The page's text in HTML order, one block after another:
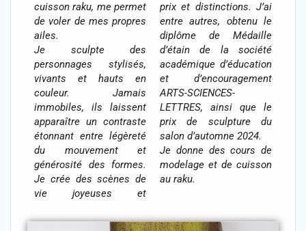
cuisson raku, me permet
de voler de mes propres
ailes.
Je sculpte des
personnages stylisés,
vivants et hauts en
couleur. Jamais
immobiles, ils laissent
apparaître un contraste
étonnant entre légèreté
du mouvement et
générosité des formes.
Je crée des scènes de
vie joyeuses et
prix et distinctions. J’ai
entre autres, obtenu le
diplôme de Médaille
d’étain de la société
académique d’éducation
et d’encouragement
ARTS-SCIENCES-
LETTRES, ainsi que le
prix de sculpture du
salon d’automne 2024.
Je donne des cours de
modelage et de cuisson
au raku.